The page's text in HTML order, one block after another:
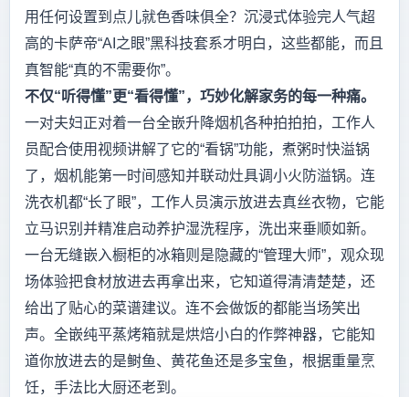
用任何设置到点儿就色香味俱全？沉浸式体验完人气超
高的卡萨帝“AI之眼”黑科技套系才明白，这些都能，而且
真智能“真的不需要你”。
不仅“听得懂”更“看得懂”，巧妙化解家务的每一种痛。
一对夫妇正对着一台全嵌升降烟机各种拍拍拍，工作人
员配合使用视频讲解了它的“看锅”功能，煮粥时快溢锅
了，烟机能第一时间感知并联动灶具调小火防溢锅。连
洗衣机都“长了眼”，工作人员演示放进去真丝衣物，它能
立马识别并精准启动养护湿洗程序，洗出来垂顺如新。
一台无缝嵌入橱柜的冰箱则是隐藏的“管理大师”，观众现
场体验把食材放进去再拿出来，它知道得清清楚楚，还
给出了贴心的菜谱建议。连不会做饭的都能当场笑出
声。全嵌纯平蒸烤箱就是烘焙小白的作弊神器，它能知
道你放进去的是鲥鱼、黄花鱼还是多宝鱼，根据重量烹
饪，手法比大厨还老到。